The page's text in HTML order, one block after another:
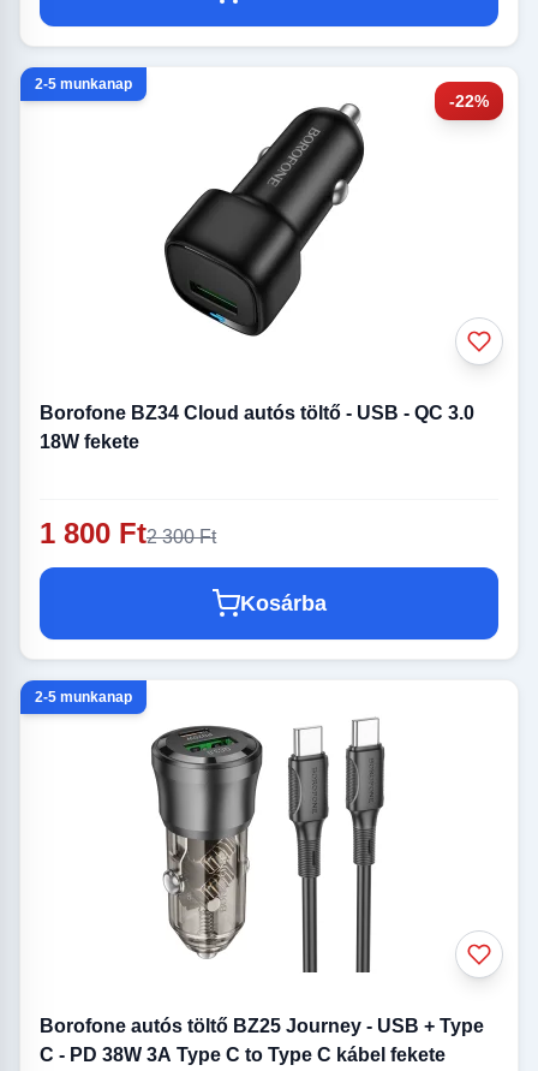
-22%
2-5 munkanap
Borofone BZ34 Cloud autós töltő - USB - QC 3.0
18W fekete
1 800 Ft2 300 Ft
Kosárba
2-5 munkanap
Borofone autós töltő BZ25 Journey - USB + Type
C - PD 38W 3A Type C to Type C kábel fekete